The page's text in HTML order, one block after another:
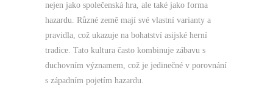
nejen jako společenská hra, ale také jako forma
hazardu. Různé země mají své vlastní varianty a
pravidla, což ukazuje na bohatství asijské herní
tradice. Tato kultura často kombinuje zábavu s
duchovním významem, což je jedinečné v porovnání
s západním pojetím hazardu.